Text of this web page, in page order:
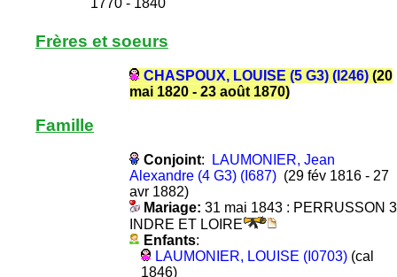
Frères et soeurs
CHASPOUX, LOUISE (5 G3) (I246)(20
mai 1820 - 23 août 1870)
Famille
Conjoint:
LAUMONIER, Jean
Alexandre (4 G3) (I687)(29 fév 1816 - 27
avr 1882)
Mariage: 31 mai 1843 : PERRUSSON
INDRE ET LOIRE
Enfants:
LAUMONIER, LOUISE (I0703)(cal
1846)